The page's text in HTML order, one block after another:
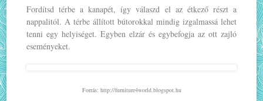
Fordítsd térbe a kanapét, így válaszd el az étkező részt a
nappalitól. A térbe állított bútorokkal mindig izgalmassá lehet
tenni egy helyiséget. Egyben elzár és egybefogja az ott zajló
eseményeket.
Forrás: http://furniture4world.blogspot.hu